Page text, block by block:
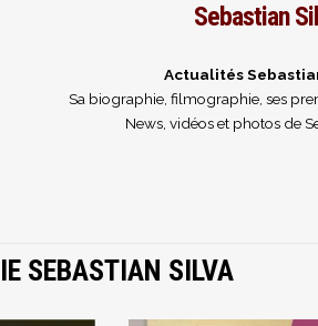
Sebastian
Actualités
Sa biographie, filmographie, ses
News, vidéos et photos de
SEBASTIAN SILVA